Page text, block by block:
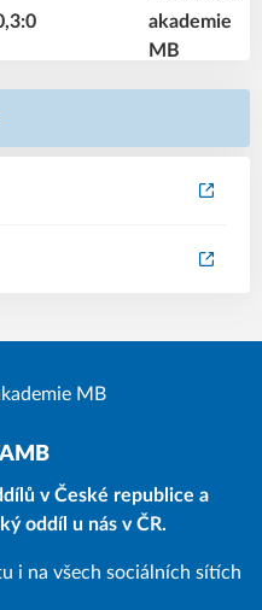
v České republice a
oddíl u nás v ČR.
i na všech sociálních sítích